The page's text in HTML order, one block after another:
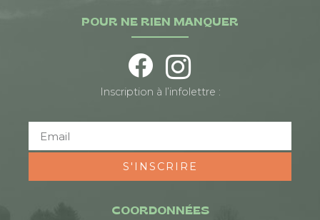
COORDONNÉES
POUR NE RIEN MANQUER
Inscription à l’infolettre :
S'INSCRIRE